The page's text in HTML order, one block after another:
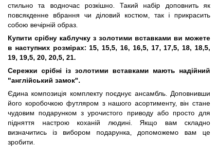
стильно та водночас розкішно. Такий набір доповнить як
повсякденне вбрання чи діловий костюм, так і прикрасить
собою вечірній образ.
Купити срібну каблучку з золотими вставками ви можете
в наступних розмірах: 15, 15,5, 16, 16,5, 17, 17,5, 18, 18,5,
19, 19,5, 20, 20,5, 21.
Сережки срібні із золотими вставками мають надійний
"англійський замок".
Єдина композиція комплекту поєднує ансамбль. Доповнивши
його коробочкою футляром з нашого асортименту, він стане
чудовим подарунком з урочистого приводу або просто для
підняття настрою коханій людині. Якщо вам складно
визначитись із вибором подарунка, допоможемо вам це
зробити.